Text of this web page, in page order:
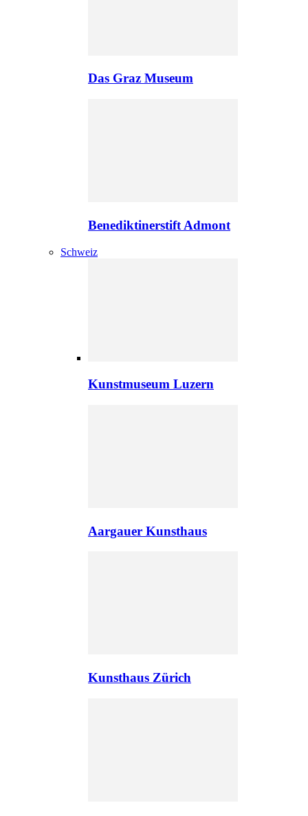
Das Graz Museum
Benediktinerstift Admont
Schweiz
Kunstmuseum Luzern
Aargauer Kunsthaus
Kunsthaus Zürich